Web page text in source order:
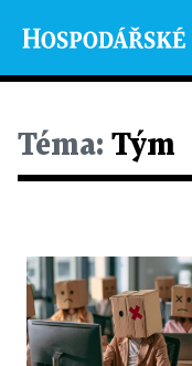
Téma: Tým